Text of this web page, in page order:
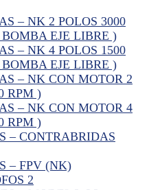
– NK 2 POLOS 3000
EJE LIBRE )
– NK 4 POLOS 1500
EJE LIBRE )
– NK CON MOTOR 2
RPM )
– NK CON MOTOR 4
RPM )
– CONTRABRIDAS
– FPV (NK)
2